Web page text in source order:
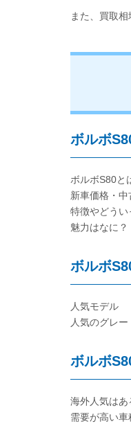
また、買取
ボルボ
ボルボS80と
新車価格・中
特徴やどう
魅力はなに？
ボルボ
人気モデル
人気のグレ
ボルボ
海外人気はあ
需要が高い車